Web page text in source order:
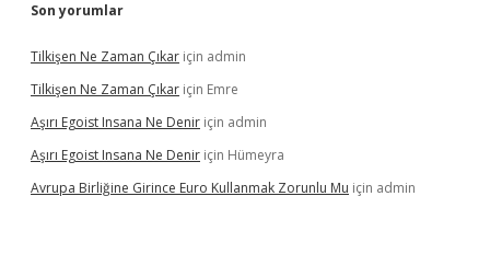
Son yorumlar
Tilkişen Ne Zaman Çıkar için admin
Tilkişen Ne Zaman Çıkar için Emre
Aşırı Egoist Insana Ne Denir için admin
Aşırı Egoist Insana Ne Denir için Hümeyra
Avrupa Birliğine Girince Euro Kullanmak Zorunlu Mu için admin